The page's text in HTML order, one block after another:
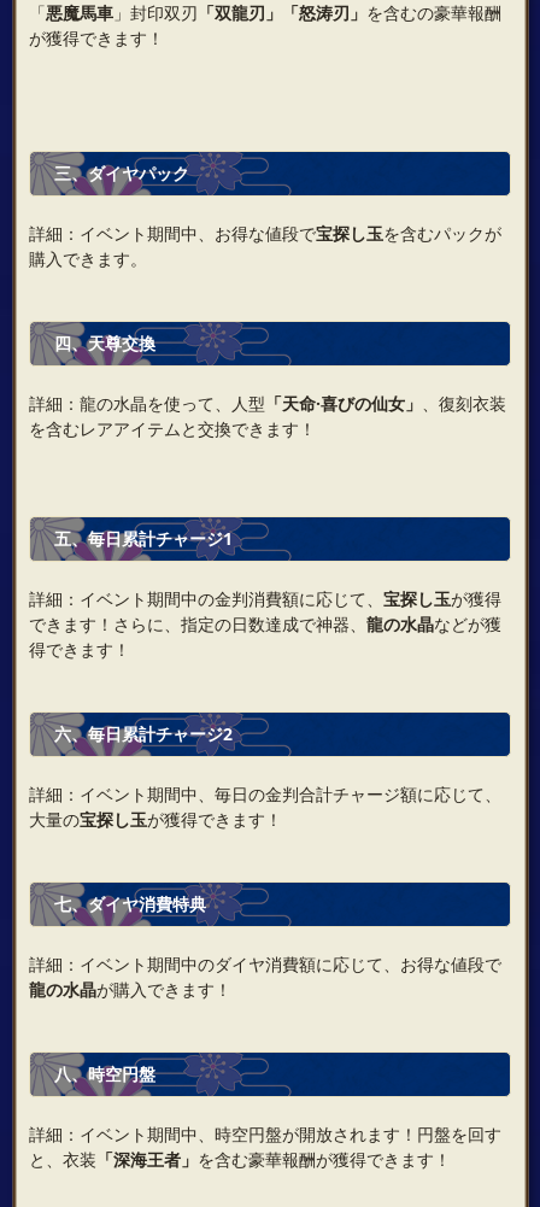
「悪魔馬車」封印双刃 「双龍刃」「怒涛刃」 を含むの豪華報酬
が獲得できます！
三、ダイヤパック
詳細：イベント期間中、お得な値段で宝探し玉を含むパックが
購入できます。
四、天尊交換
詳細：龍の水晶を使って、人型 「天命·喜びの仙女」 、復刻衣装
を含むレアアイテムと交換できます！
五、毎日累計チャージ1
詳細：イベント期間中の金判消費額に応じて、 宝探し玉が獲得
できます！さらに、指定の日数達成で神器、 龍の水晶などが獲
得できます！
六、毎日累計チャージ2
詳細：イベント期間中、毎日の金判合計チャージ額に応じて、
大量の宝探し玉が獲得できます！
七、ダイヤ消費特典
詳細：イベント期間中のダイヤ消費額に応じて、お得な値段で
龍の水晶が購入できます！
八、時空円盤
詳細：イベント期間中、時空円盤が開放されます！円盤を回す
と、衣装 「深海王者」 を含む豪華報酬が獲得できます！